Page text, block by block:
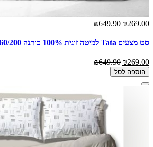
₪269.00
₪649.90
סט מצעים Tata למיטה זוגית 100% כותנה 160/200 -VARDINON
₪269.00
₪649.90
הוספה לסל